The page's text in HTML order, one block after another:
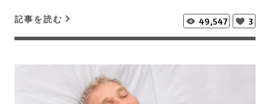
記事を読む 49,547 3